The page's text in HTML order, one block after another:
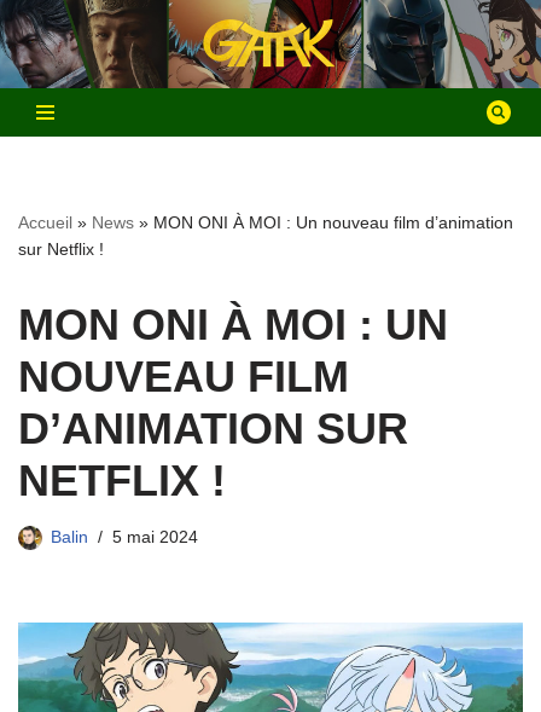
Aller
au
contenu
Accueil » News » MON ONI À MOI : Un nouveau film d’animation
sur Netflix !
MON ONI À MOI : UN
NOUVEAU FILM
D’ANIMATION SUR
NETFLIX !
Balin 5 mai 2024